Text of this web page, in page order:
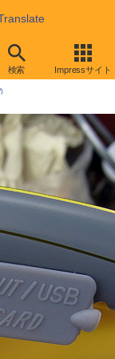
検索 Impressサイト